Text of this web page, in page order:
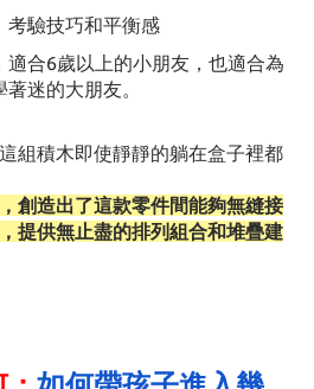
考驗技巧和平衡感
適合6歲以上的小朋友，也適合為
迷的大朋友。
組積木即使靜靜的躺在盒子裡都
創造出了這款零件間能夠無縫接
提供無止盡的排列組合和堆疊建